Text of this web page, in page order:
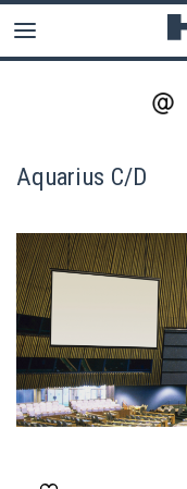
Aquarius C/D